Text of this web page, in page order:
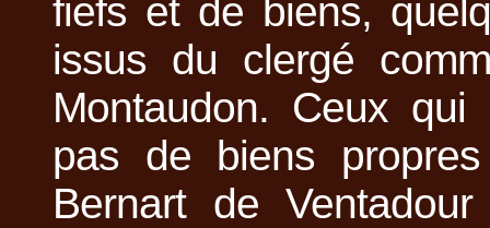
fiefs et de biens,
issus du clergé
Montaudon. Ceux qui
pas de biens
Bernart de